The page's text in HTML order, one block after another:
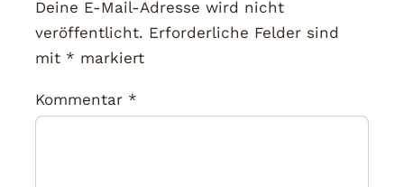
Deine E-Mail-Adresse wird nicht
veröffentlicht. Erforderliche Felder sind
mit * markiert
Kommentar *